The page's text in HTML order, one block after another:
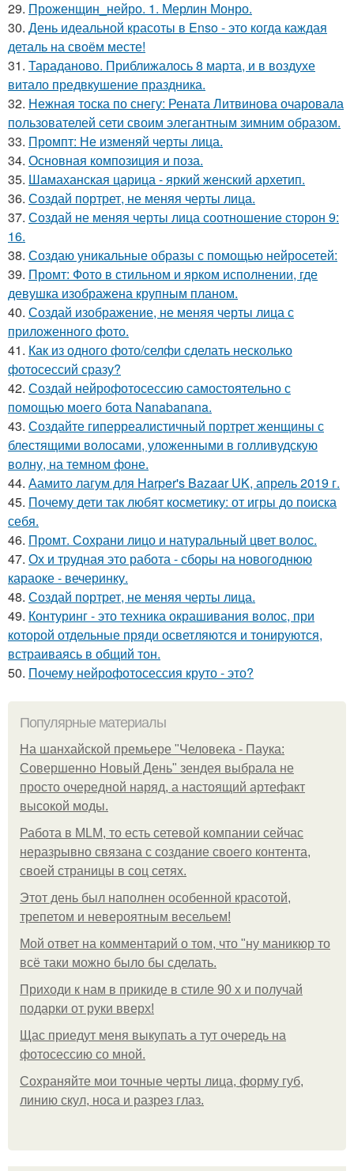
29. Проженщин_нейро. 1. Мерлин Монро.
30. День идеальной красоты в Enso - это когда каждая
деталь на своём месте!
31. Тараданово. Приближалось 8 марта, и в воздухе
витало предвкушение праздника.
32. Нежная тоска по снегу: Рената Литвинова очаровала
пользователей сети своим элегантным зимним образом.
33. Промпт: Не изменяй черты лица.
34. Основная композиция и поза.
35. Шамаханская царица - яркий женский архетип.
36. Создай портрет, не меняя черты лица.
37. Создай не меняя черты лица соотношение сторон 9:
16.
38. Создаю уникальные образы с помощью нейросетей:
39. Промт: Фото в стильном и ярком исполнении, где
девушка изображена крупным планом.
40. Создай изображение, не меняя черты лица с
приложенного фото.
41. Как из одного фото/селфи сделать несколько
фотосессий сразу?
42. Создай нейрофотосессию самостоятельно с
помощью моего бота Nanabanana.
43. Создайте гиперреалистичный портрет женщины с
блестящими волосами, уложенными в голливудскую
волну, на темном фоне.
44. Аамито лагум для Harper's Bazaar UK, апрель 2019 г.
45. Почему дети так любят косметику: от игры до поиска
себя.
46. Промт. Сохрани лицо и натуральный цвет волос.
47. Ох и трудная это работа - сборы на новогоднюю
караоке - вечеринку.
48. Создай портрет, не меняя черты лица.
49. Контуринг - это техника окрашивания волос, при
которой отдельные пряди осветляются и тонируются,
встраиваясь в общий тон.
50. Почему нейрофотосессия круто - это?
Популярные материалы
На шанхайской премьере "Человека - Паука:
Совершенно Новый День" зендея выбрала не
просто очередной наряд, а настоящий артефакт
высокой моды.
Работа в MLM, то есть сетевой компании сейчас
неразрывно связана с создание своего контента,
своей страницы в соц сетях.
Этот день был наполнен особенной красотой,
трепетом и невероятным весельем!
Мой ответ на комментарий о том, что "ну маникюр то
всё таки можно было бы сделать.
Приходи к нам в прикиде в стиле 90 х и получай
подарки от руки вверх!
Щас приедут меня выкупать а тут очередь на
фотосессию со мной.
Сохраняйте мои точные черты лица, форму губ,
линию скул, носа и разрез глаз.